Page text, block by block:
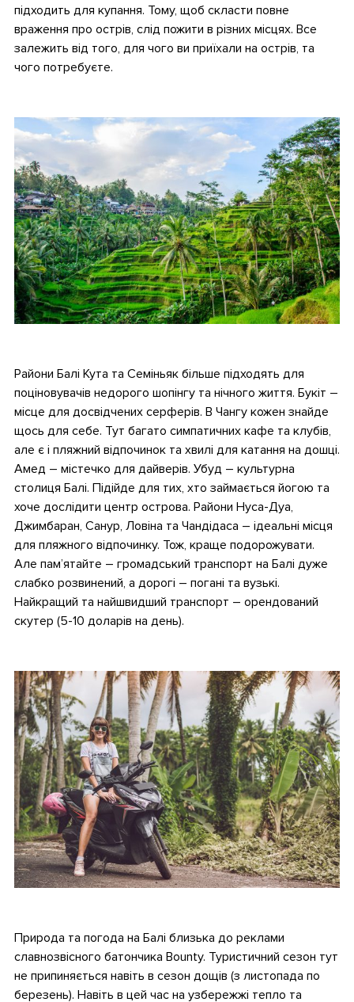
підходить для купання. Тому, щоб скласти повне
враження про острів, слід пожити в різних місцях. Все
залежить від того, для чого ви приїхали на острів, та
чого потребуєте.
Райони Балі Кута та Семіньяк більше підходять для
поціновувачів недорого шопінгу та нічного життя. Букіт –
місце для досвідчених серферів. В Чангу кожен знайде
щось для себе. Тут багато симпатичних кафе та клубів,
але є і пляжний відпочинок та хвилі для катання на дошці.
Амед – містечко для дайверів. Убуд – культурна
столиця Балі. Підійде для тих, хто займається йогою та
хоче дослідити центр острова. Райони Нуса-Дуа,
Джимбаран, Санур, Ловіна та Чандідаса – ідеальні місця
для пляжного відпочинку. Тож, краще подорожувати.
Але пам’ятайте – громадський транспорт на Балі дуже
слабко розвинений, а дорогі – погані та вузькі.
Найкращий та найшвидший транспорт – орендований
скутер (5-10 доларів на день).
Природа та погода на Балі близька до реклами
славнозвісного батончика Bounty. Туристичний сезон тут
не припиняється навіть в сезон дощів (з листопада по
березень). Навіть в цей час на узбережжі тепло та